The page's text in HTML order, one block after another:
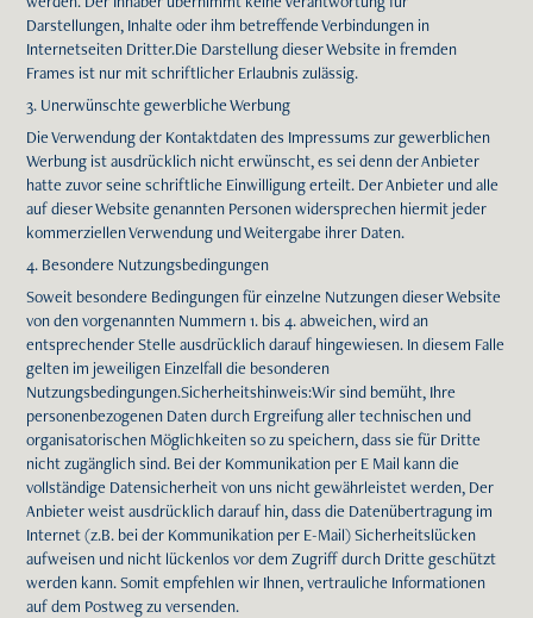
Darstellungen, Inhalte oder ihm betreffende Verbindungen in
Internetseiten Dritter.Die Darstellung dieser Website in fremden
Frames ist nur mit schriftlicher Erlaubnis zulässig.
3. Unerwünschte gewerbliche Werbung
Die Verwendung der Kontaktdaten des Impressums zur gewerblichen
Werbung ist ausdrücklich nicht erwünscht, es sei denn der Anbieter
hatte zuvor seine schriftliche Einwilligung erteilt. Der Anbieter und alle
auf dieser Website genannten Personen widersprechen hiermit jeder
kommerziellen Verwendung und Weitergabe ihrer Daten.
4. Besondere Nutzungsbedingungen
Soweit besondere Bedingungen für einzelne Nutzungen dieser Website
von den vorgenannten Nummern 1. bis 4. abweichen, wird an
entsprechender Stelle ausdrücklich darauf hingewiesen. In diesem Falle
gelten im jeweiligen Einzelfall die besonderen
Nutzungsbedingungen.Sicherheitshinweis:Wir sind bemüht, Ihre
personenbezogenen Daten durch Ergreifung aller technischen und
organisatorischen Möglichkeiten so zu speichern, dass sie für Dritte
nicht zugänglich sind. Bei der Kommunikation per E Mail kann die
vollständige Datensicherheit von uns nicht gewährleistet werden, Der
Anbieter weist ausdrücklich darauf hin, dass die Datenübertragung im
Internet (z.B. bei der Kommunikation per E-Mail) Sicherheitslücken
aufweisen und nicht lückenlos vor dem Zugriff durch Dritte geschützt
werden kann. Somit empfehlen wir Ihnen, vertrauliche Informationen
auf dem Postweg zu versenden.